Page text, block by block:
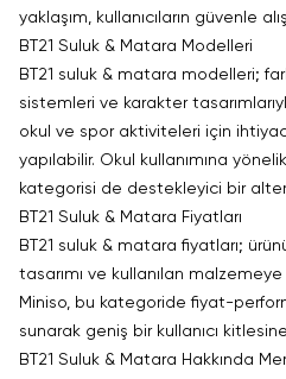
yaklaşım, kullanıcıların güvenle
BT21 Suluk & Matara Modelleri
BT21 suluk & matara modelleri;
sistemleri ve karakter
okul ve spor aktiviteleri için
yapılabilir. Okul kullanımına
kategorisi de destekleyici bir
BT21 Suluk & Matara Fiyatları
BT21 suluk & matara fiyatları;
tasarımı ve kullanılan
Miniso, bu kategoride fiyat-
sunarak geniş bir kullanıcı
BT21 Suluk & Matara Hakkında